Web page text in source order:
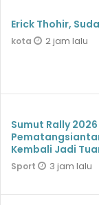
Erick Thohir,
kota 2 jam lalu
Sumut Rally
Kembali Jadi
Sport 3 jam lalu